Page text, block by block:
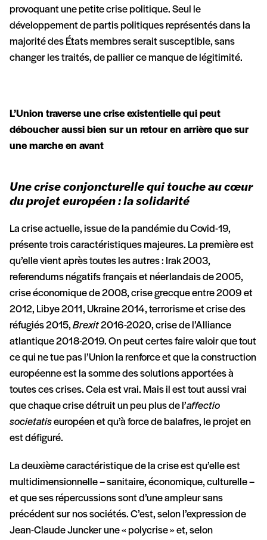
provoquant une petite crise politique. Seul le
développement de partis politiques représentés dans la
majorité des États membres serait susceptible, sans
changer les traités, de pallier ce manque de légitimité.
L’Union traverse une crise existentielle qui peut
déboucher aussi bien sur un retour en arrière que sur
une marche en avant
Une crise conjoncturelle qui touche au cœur
du projet européen : la solidarité
La crise actuelle, issue de la pandémie du Covid-19,
présente trois caractéristiques majeures. La première est
qu’elle vient après toutes les autres : Irak 2003,
referendums négatifs français et néerlandais de 2005,
crise économique de 2008, crise grecque entre 2009 et
2012, Libye 2011, Ukraine 2014, terrorisme et crise des
réfugiés 2015, Brexit2016-2020, crise de l’Alliance
atlantique 2018-2019. On peut certes faire valoir que tout
ce qui ne tue pas l’Union la renforce et que la construction
européenne est la somme des solutions apportées à
toutes ces crises. Cela est vrai. Mais il est tout aussi vrai
que chaque crise détruit un peu plus de l’affectio
societatiseuropéen et qu’à force de balafres, le projet en
est défiguré.
La deuxième caractéristique de la crise est qu’elle est
multidimensionnelle – sanitaire, économique, culturelle –
et que ses répercussions sont d’une ampleur sans
précédent sur nos sociétés. C’est, selon l’expression de
Jean-Claude Juncker une « polycrise » et, selon